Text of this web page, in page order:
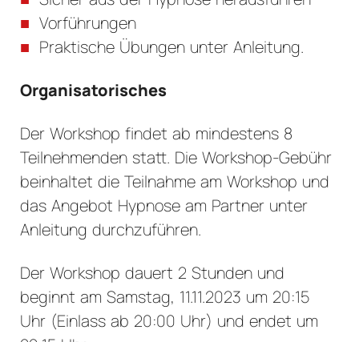
Vorführungen
Praktische Übungen unter Anleitung.
Organisatorisches
Der Workshop findet ab mindestens 8
Teilnehmenden statt. Die Workshop-Gebühr
beinhaltet die Teilnahme am Workshop und
das Angebot Hypnose am Partner unter
Anleitung durchzuführen.
Der Workshop dauert 2 Stunden und
beginnt am Samstag, 11.11.2023 um 20:15
Uhr (Einlass ab 20:00 Uhr) und endet um